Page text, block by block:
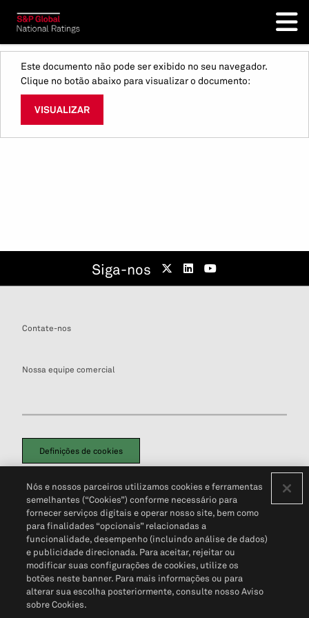
Este documento não pode ser exibido no seu navegador.
Clique no botão abaixo para visualizar o documento:
VISUALIZAR
Siga-nos
Contate-nos
Nossa equipe comercial
Definições de cookies
Política de PrivacidadePortal de privacidade do cliente (em inglês)
Não Venda Minhas Informações Pessoais© 2026 S&P Global
Nós e nossos parceiros utilizamos cookies e ferramentas
semelhantes (“Cookies”) conforme necessário para
fornecer serviços digitais e operar nosso site, bem como
para finalidades “opcionais” relacionadas a
funcionalidade, desempenho (incluindo análise de dados)
e publicidade direcionada. Para aceitar, rejeitar ou
modificar suas configurações de cookies, utilize os
botões neste banner. Para mais informações ou para
alterar sua escolha posteriormente, consulte nosso Aviso
sobre Cookies.